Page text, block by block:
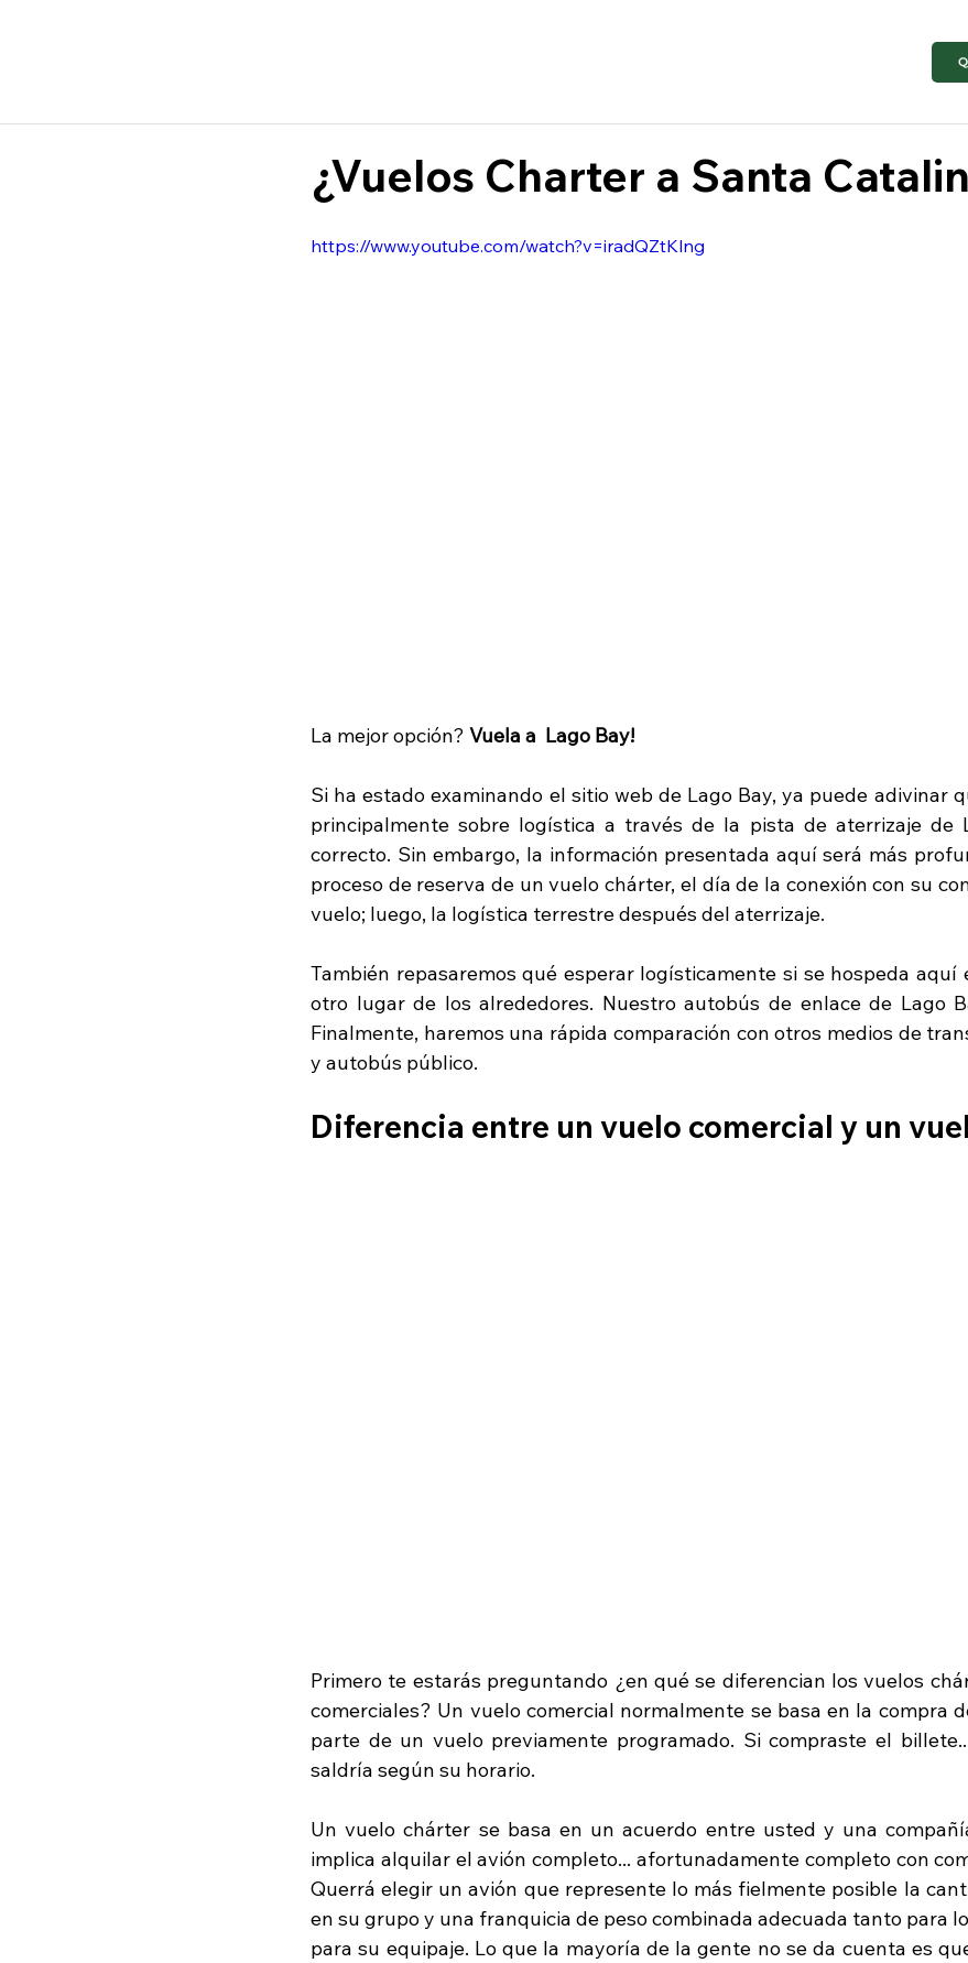
¿Vuelos Charter a Santa
https://www.youtube.com/watch?v=iradQZtKlng
La mejor opción? Vuela a  Lago Bay!
Si ha estado examinando el sitio web de Lago Bay, ya puede adivinar
principalmente sobre logística a través de la pista de aterrizaje de
correcto. Sin embargo, la información presentada aquí será más
proceso de reserva de un vuelo chárter, el día de la conexión con su
vuelo; luego, la logística terrestre después del aterrizaje.
También repasaremos qué esperar logísticamente si se hospeda aquí
otro lugar de los alrededores. Nuestro autobús de enlace de Lago
Finalmente, haremos una rápida comparación con otros medios de
y autobús público.
Diferencia entre un vuelo comercial y un
Primero te estarás preguntando ¿en qué se diferencian los vuelos
comerciales? Un vuelo comercial normalmente se basa en la compra
parte de un vuelo previamente programado. Si compraste el
saldría según su horario.
Un vuelo chárter se basa en un acuerdo entre usted y una
implica alquilar el avión completo... afortunadamente completo con
Querrá elegir un avión que represente lo más fielmente posible la
en su grupo y una franquicia de peso combinada adecuada tanto para
para su equipaje. Lo que la mayoría de la gente no se da cuenta es